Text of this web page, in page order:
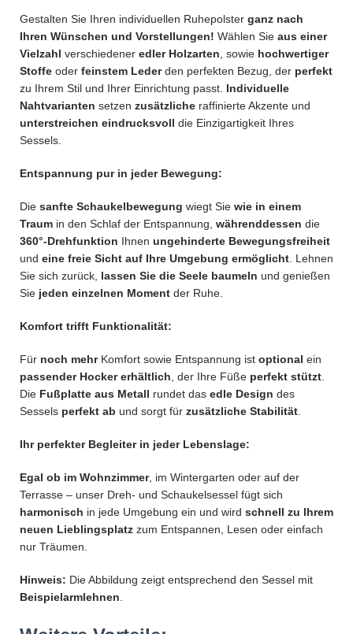
Gestalten Sie Ihren individuellen Ruhepolster ganz nach
Ihren Wünschen und Vorstellungen! Wählen Sie aus einer
Vielzahl verschiedener edler Holzarten, sowie hochwertiger
Stoffe oder feinstem Lederden perfekten Bezug, der perfekt
zu Ihrem Stil und Ihrer Einrichtung passt. Individuelle
Nahtvarianten setzen zusätzliche raffinierte Akzente und
unterstreichen eindrucksvoll die Einzigartigkeit Ihres
Sessels.
Entspannung pur in jeder Bewegung:
Die sanfte Schaukelbewegung wiegt Sie wie in einem
Traum in den Schlaf der Entspannung, währenddessen die
360°-Drehfunktion Ihnen ungehinderte Bewegungsfreiheit
und eine freie Sicht auf Ihre Umgebung ermöglicht. Lehnen
Sie sich zurück, lassen Sie die Seele baumeln und genießen
Sie jeden einzelnen Moment der Ruhe.
Komfort trifft Funktionalität:
Für noch mehrKomfort sowie Entspannung ist optional ein
passender Hocker erhältlich, der Ihre Füße perfekt stützt.
Die Fußplatte aus Metall rundet das edle Design des
Sessels perfekt ab und sorgt für zusätzliche Stabilität.
Ihr perfekter Begleiter in jeder Lebenslage:
Egal ob im Wohnzimmer, im Wintergarten oder auf der
Terrasse – unser Dreh- und Schaukelsessel fügt sich
harmonisch in jede Umgebung ein und wird schnell zu Ihrem
neuen Lieblingsplatz zum Entspannen, Lesen oder einfach
nur Träumen.
Hinweis: Die Abbildung zeigt entsprechend den Sessel mit
Beispielarmlehnen.